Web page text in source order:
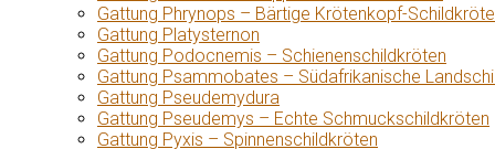
Gattung Phrynops – Bärtige Krötenkopf-
Gattung Platysternon
Gattung Podocnemis – Schienenschildkröten
Gattung Psammobates – Südafrikanische
Gattung Pseudemydura
Gattung Pseudemys – Echte Schmuckschildkröten
Gattung Pyxis – Spinnenschildkröten